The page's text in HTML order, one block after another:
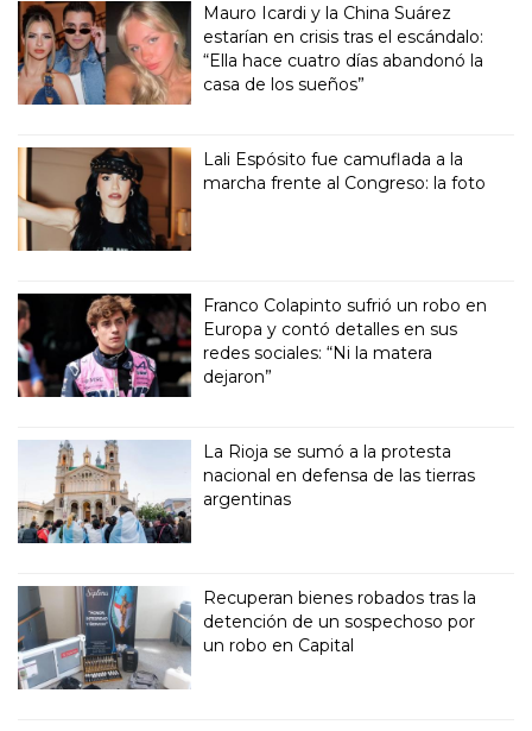
Mauro Icardi y la China Suárez
estarían en crisis tras el escándalo:
“Ella hace cuatro días abandonó la
casa de los sueños”
Lali Espósito fue camuflada a la
marcha frente al Congreso: la foto
Franco Colapinto sufrió un robo en
Europa y contó detalles en sus
redes sociales: “Ni la matera
dejaron”
La Rioja se sumó a la protesta
nacional en defensa de las tierras
argentinas
Recuperan bienes robados tras la
detención de un sospechoso por
un robo en Capital